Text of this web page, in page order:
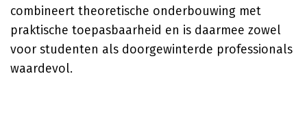
combineert theoretische onderbouwing met
praktische toepasbaarheid en is daarmee zowel
voor studenten als doorgewinterde professionals
waardevol.